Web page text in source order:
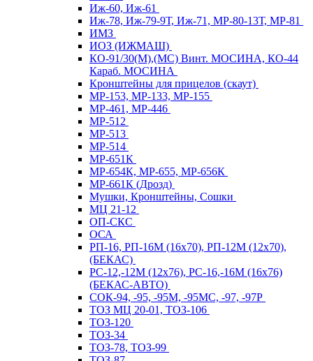
Иж-60, Иж-61
Иж-78, Иж-79-9Т, Иж-71, МР-80-13Т, МР-81
ИМЗ
ИОЗ (ИЖМАШ)
КО-91/30(М),(МС) Винт. МОСИНА, КО-44
Караб. МОСИНА
Кронштейны для прицелов (скаут)
МР-153, МР-133, МР-155
МР-461, МР-446
МР-512
МР-513
МР-514
МР-651К
МР-654К, МР-655, МР-656К
МР-661К (Дрозд)
Мушки, Кронштейны, Сошки
МЦ 21-12
ОП-СКС
ОСА
РП-16, РП-16М (16х70), РП-12М (12х70),
(БЕКАС)
РС-12,-12М (12х76), РС-16,-16М (16х76)
(БЕКАС-АВТО)
СОК-94, -95, -95М, -95МС, -97, -97Р
ТОЗ МЦ 20-01, ТОЗ-106
ТОЗ-120
ТОЗ-34
ТОЗ-78, ТОЗ-99